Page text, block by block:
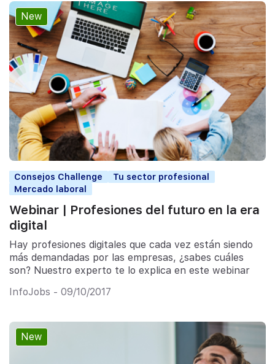
New
Consejos Challenge
Tu sector profesional
Mercado laboral
Webinar | Profesiones del futuro en la era
digital
Hay profesiones digitales que cada vez están siendo
más demandadas por las empresas, ¿sabes cuáles
son? Nuestro experto te lo explica en este webinar
InfoJobs - 09/10/2017
New